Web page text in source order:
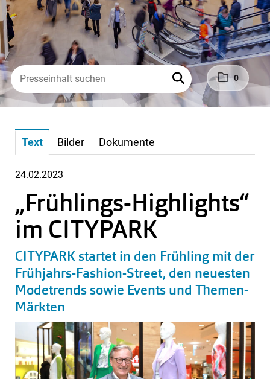
0
Text Bilder Dokumente
24.02.2023
„Frühlings-Highlights“
im CITYPARK
CITYPARK startet in den Frühling mit der
Frühjahrs-Fashion-Street, den neuesten
Modetrends sowie Events und Themen-
Märkten